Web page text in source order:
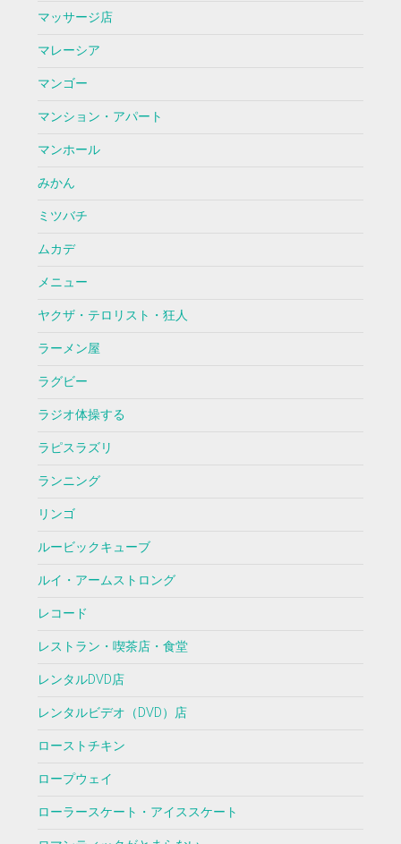
マッサージ店
マレーシア
マンゴー
マンション・アパート
マンホール
みかん
ミツバチ
ムカデ
メニュー
ヤクザ・テロリスト・狂人
ラーメン屋
ラグビー
ラジオ体操する
ラピスラズリ
ランニング
リンゴ
ルービックキューブ
ルイ・アームストロング
レコード
レストラン・喫茶店・食堂
レンタルDVD店
レンタルビデオ（DVD）店
ローストチキン
ロープウェイ
ローラースケート・アイススケート